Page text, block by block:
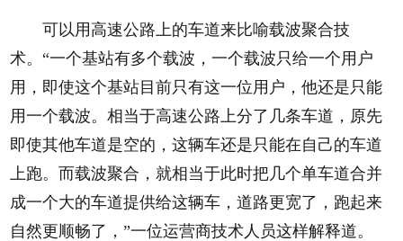
可以用高速公路上的车道来比喻载波聚合技
术。“一个基站有多个载波，一个载波只给一个用户
用，即使这个基站目前只有这一位用户，他还是只能
用一个载波。相当于高速公路上分了几条车道，原先
即使其他车道是空的，这辆车还是只能在自己的车道
上跑。而载波聚合，就相当于此时把几个单车道合并
成一个大的车道提供给这辆车，道路更宽了，跑起来
自然更顺畅了，”一位运营商技术人员这样解释道。